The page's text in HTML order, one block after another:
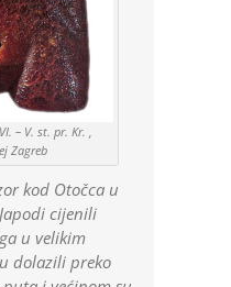
– V. st. pr. Kr. ,
Zagreb
kod Otočca u
cijenili
u velikim
dolazili preko